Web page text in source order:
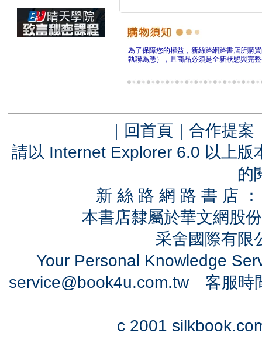
為了保障您的權益，新絲路網路書店所購
執聯為憑），且商品必須是全新狀態與完
｜ 回首頁 ｜ 合作提案
請以 Internet Explorer 6.0 以上
的
新 絲 路 網 路 書 店
本書店隸屬於華文網股
采舍國際有
Your Personal Knowledge
service@book4u.com.tw客服時
c 2001